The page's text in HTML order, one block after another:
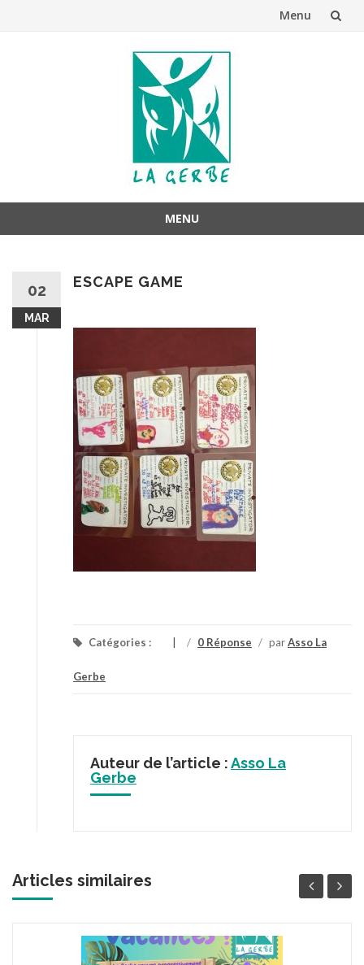
Menu
MENU
contenu
02
MAR
ESCAPE GAME
Catégories : / 0 Réponse / parAsso La
Gerbe
Auteur de l’article :Asso La
Gerbe
Articles similaires